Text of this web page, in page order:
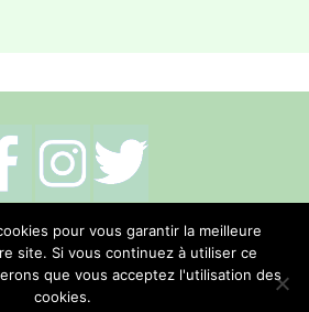
- Politique de cookies-
Me contacter
pour vous garantir la meilleure
site. Si vous continuez à utiliser ce
que vous acceptez l'utilisation des
cookies.